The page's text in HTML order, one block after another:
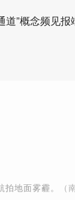
”概念频见
地面雾霾。 （